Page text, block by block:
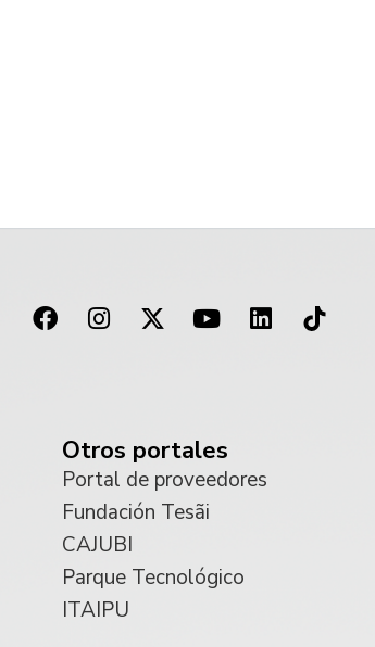
Otros portales
Portal de proveedores
Fundación Tesãi
CAJUBI
Parque Tecnológico
ITAIPU